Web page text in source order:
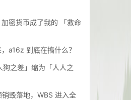
密货币成了我的 「救命
a16z 到底在搞什么？
狗之差」缩为「人人之
毁落地，WBS 进入全